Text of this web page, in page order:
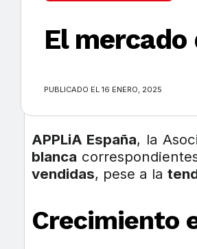
El
PUBLICADO EL 16 ENERO, 2025
APPLiA España, la
blanca
vendidas, pese a la
Crecimiento